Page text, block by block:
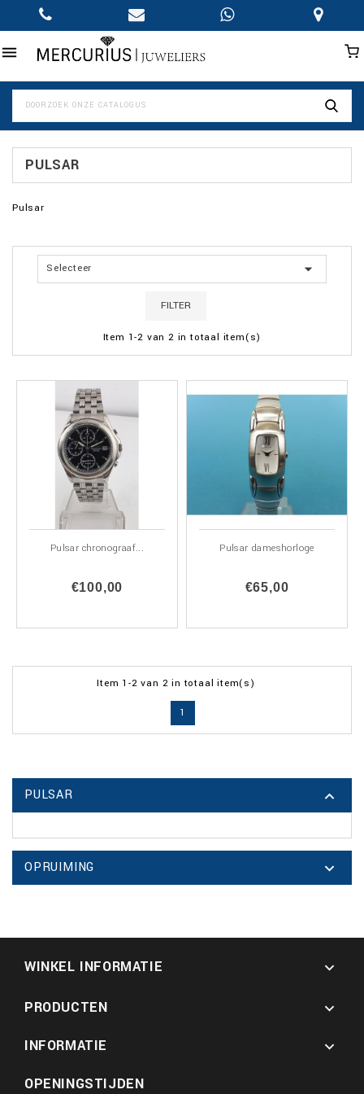

PULSAR
Pulsar
Selecteer 
FILTER
Item 1-2 van 2 in totaal item(s)
Pulsar chronograaf...
€100,00
Pulsar dameshorloge
€65,00
Item 1-2 van 2 in totaal item(s)
1
PULSAR 
OPRUIMING 
WINKEL INFORMATIE 
PRODUCTEN

INFORMATIE

OPENINGSTIJDEN